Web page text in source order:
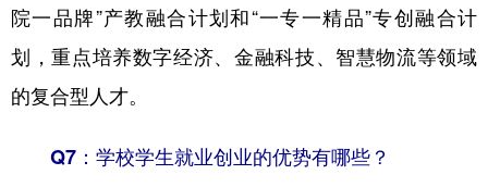
院一品牌”产教融合计划和“一专一精品”专创融合计
划，重点培养数字经济、金融科技、智慧物流等领域
的复合型人才。
Q7：学校学生就业创业的优势有哪些？